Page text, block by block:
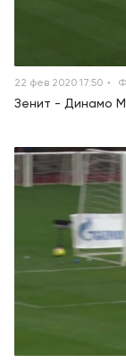
22 фев 2020 17:50
Зенит - Динамо